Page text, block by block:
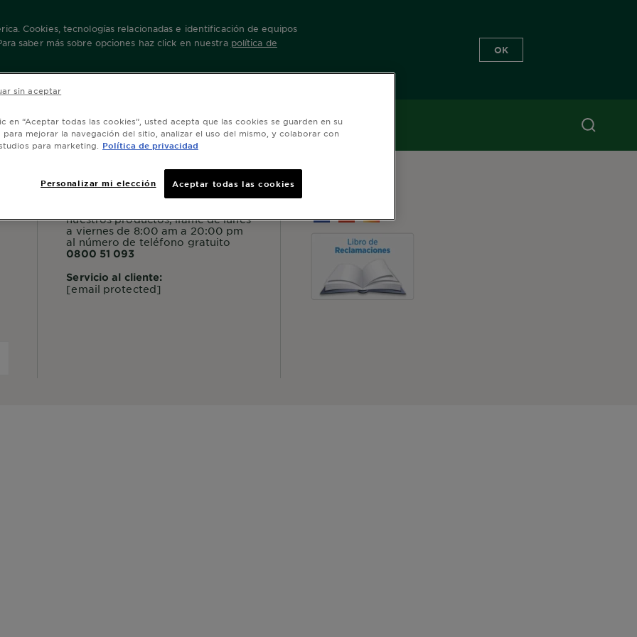
Cookies, tecnologías relacionadas e identificación de equipos
saber más sobre opciones haz click en nuestra política de
OK
SERVICIO AL CONSUMIDOR
nuestros productos, llame de lunes
a viernes de 8:00 am a 20:00 pm
al número de teléfono gratuito
0800 51 093
Servicio al cliente:
[email protected]
en “Aceptar todas las cookies”, usted acepta que las cookies se guarden en su
mejorar la navegación del sitio, analizar el uso del mismo, y colaborar con
para marketing.
Política de privacidad
Aceptar todas las cookies
Personalizar mi elección
sin aceptar